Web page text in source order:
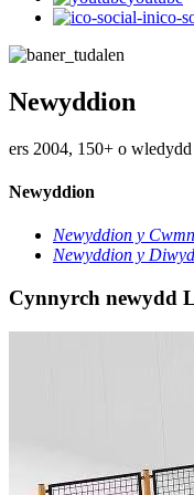
ico-
Newyddion
ers 2004, 150+ o
Newyddion
Newyddion y
Newyddion y
Cynnyrch newydd